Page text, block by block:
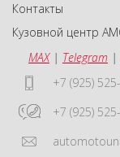
Контакты
Кузовной центр
MAX| Telegram |
+7 (925)
+7 (925)